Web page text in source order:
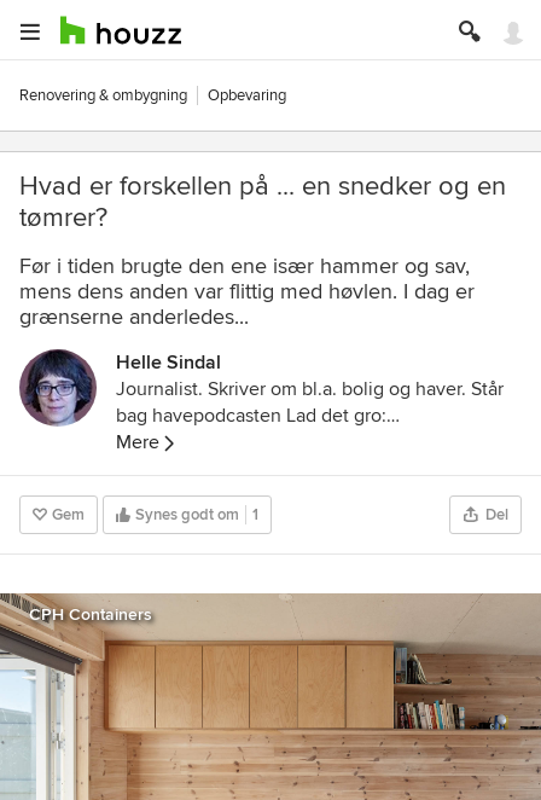
Renovering & ombygning Opbevaring
Hvad er forskellen på ... en snedker og en
tømrer?
Før i tiden brugte den ene især hammer og sav,
mens dens anden var flittig med høvlen. I dag er
grænserne anderledes...
Helle Sindal
Journalist. Skriver om bl.a. bolig og haver. Står
bag havepodcasten Lad det gro:
https://m.soundcloud.com/user-260125394
Mere
Gem Synes godt om 1 Del
CPH Containers